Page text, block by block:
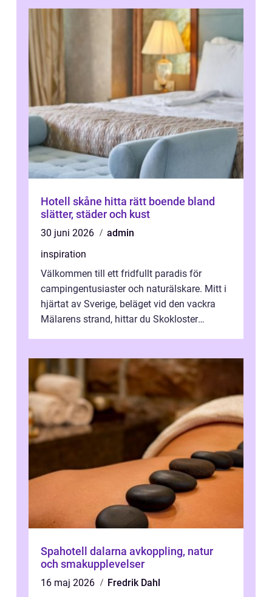
Hotell skåne hitta rätt boende bland
slätter, städer och kust
30 juni 2026
admin
inspiration
Välkommen till ett fridfullt paradis för
campingentusiaster och naturälskare. Mitt i
hjärtat av Sverige, beläget vid den vackra
Mälarens strand, hittar du Skokloster
Spahotell dalarna avkoppling, natur
och smakupplevelser
16 maj 2026
Fredrik Dahl